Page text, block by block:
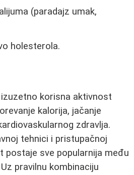
(paradajz umak,
holesterola.
korisna aktivnost
kalorija, jačanje
zdravlja.
tehnici i pristupačnoj
postaje sve popularnija među
pravilnu kombinaciju